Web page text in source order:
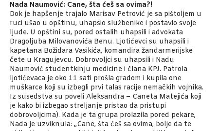
Nada Naumović: Cane, šta ćeš sa ovima?!
Dok je hapšenje trajalo Marisav Petrović je sa pištoljem u
ruci ušao u opštinu, uhapsio službenike i postavio svoje
ljude. U opštini su, pored ostalih uhapsili i advokata
Dragoljuba Milovanovića Benu. Ljotićevci su uhapsili i
kapetana Božidara Vasikića, komandira žandarmerijske
čete u Kragujevcu. Dobrovoljci su uhapsili i Nadu
Naumović studentkinju medicine i člana KPJ. Patrola
ljotićevaca je oko 11 sati prošla gradom i kupila one
muškarce koji su izbegli prvi talas racije nemačkih vojnika.
Iz susedstva su poveli Aleksandra – Caneta Matejića koji
je kako bi izbegao streljanje pristao da pristupi
dobrovoljcima). Kada je ta grupa prolazila pored pekare,
Nada je uzviknula: „Cane, šta ćeš sa ovima, bolje da te